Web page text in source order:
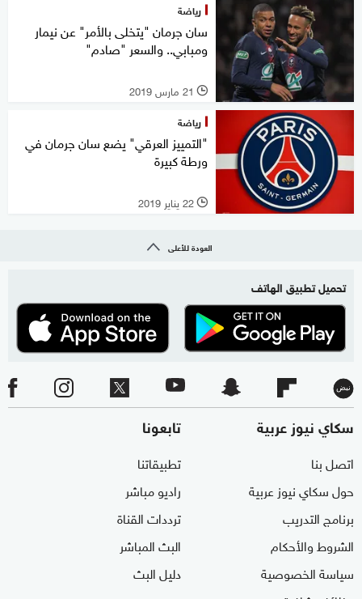
رياضة
سان جرمان "يتخلى بالأمر" عن نيمار
ومبابي.. والسعر "صادم"
l 21 مارس 2019
رياضة
"التمييز العرقي" يضع سان جرمان في
ورطة كبيرة
l 22 يناير 2019
العودة للأعلى
تحميل تطبيق الهاتف
سكاي نيوز عربية
اتصل بنا
حول سكاي نيوز عربية
برنامج التدريب
الشروط والأحكام
سياسة الخصوصية
تابعونا
تطبيقاتنا
راديو مباشر
ترددات القناة
البث المباشر
دليل البث